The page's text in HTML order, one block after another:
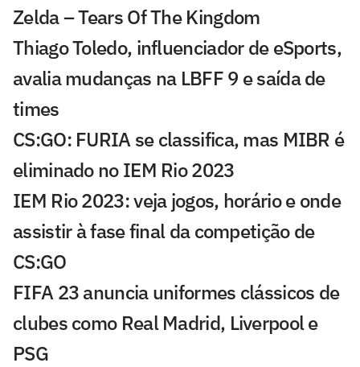
Zelda – Tears Of The Kingdom
Thiago Toledo, influenciador de eSports,
avalia mudanças na LBFF 9 e saída de
times
CS:GO: FURIA se classifica, mas MIBR é
eliminado no IEM Rio 2023
IEM Rio 2023: veja jogos, horário e onde
assistir à fase final da competição de
CS:GO
FIFA 23 anuncia uniformes clássicos de
clubes como Real Madrid, Liverpool e
PSG